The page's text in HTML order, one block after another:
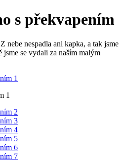
s překvapením
nebe nespadla ani kapka, a tak jsme
jsme se vydali za naším malým
1